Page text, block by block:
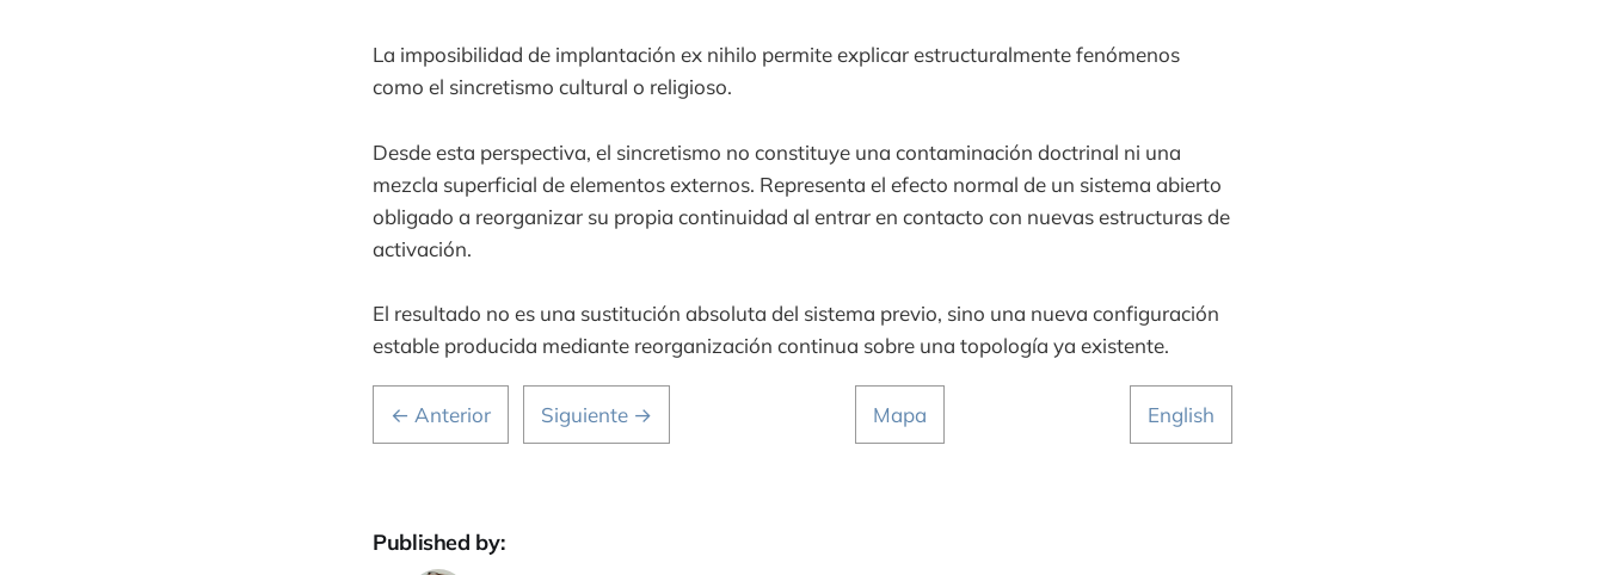
La imposibilidad de implantación ex nihilo permite explicar estructuralmente fenómenos
como el sincretismo cultural o religioso.
Desde esta perspectiva, el sincretismo no constituye una contaminación doctrinal ni una
mezcla superficial de elementos externos. Representa el efecto normal de un sistema abierto
obligado a reorganizar su propia continuidad al entrar en contacto con nuevas estructuras de
activación.
El resultado no es una sustitución absoluta del sistema previo, sino una nueva configuración
estable producida mediante reorganización continua sobre una topología ya existente.
← Anterior Siguiente → Mapa English
Published by: